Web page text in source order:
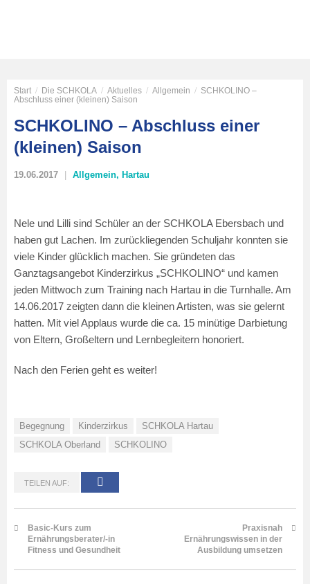
Start / Die SCHKOLA / Aktuelles / Allgemein / SCHKOLINO –
Abschluss einer (kleinen) Saison
SCHKOLINO – Abschluss einer
(kleinen) Saison
19.06.2017 Allgemein, Hartau
Nele und Lilli sind Schüler an der SCHKOLA Ebersbach und
haben gut Lachen. Im zurückliegenden Schuljahr konnten sie
viele Kinder glücklich machen. Sie gründeten das
Ganztagsangebot Kinderzirkus „SCHKOLINO“ und kamen
jeden Mittwoch zum Training nach Hartau in die Turnhalle. Am
14.06.2017 zeigten dann die kleinen Artisten, was sie gelernt
hatten. Mit viel Applaus wurde die ca. 15 minütige Darbietung
von Eltern, Großeltern und Lernbegleitern honoriert.
Nach den Ferien geht es weiter!
Begegnung Kinderzirkus
SCHKOLA Hartau
SCHKOLA Oberland
SCHKOLINO
TEILEN AUF:
Basic-Kurs zum
Ernährungsberater/-in
Fitness und Gesundheit
Praxisnah
Ernährungswissen in der
Ausbildung umsetzen